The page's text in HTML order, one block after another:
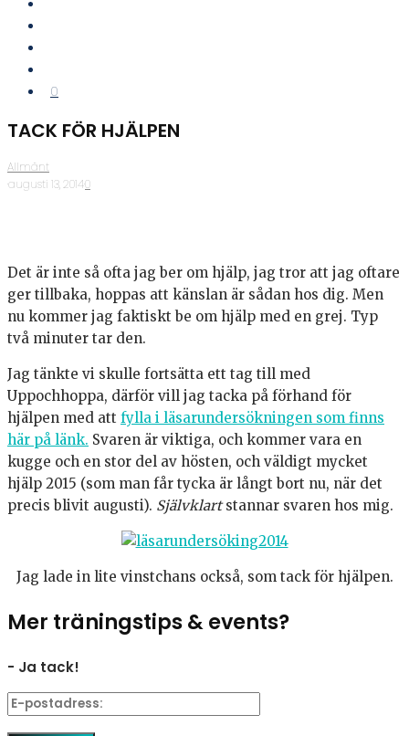
0
TACK FÖR HJÄLPEN
Allmänt
·augusti 13, 2014·0
Det är inte så ofta jag ber om hjälp, jag tror att jag oftare
ger tillbaka, hoppas att känslan är sådan hos dig. Men
nu kommer jag faktiskt be om hjälp med en grej. Typ
två minuter tar den.
Jag tänkte vi skulle fortsätta ett tag till med
Uppochhoppa, därför vill jag tacka på förhand för
hjälpen med att fylla i läsarundersökningen som finns
här på länk. Svaren är viktiga, och kommer vara en
kugge och en stor del av hösten, och väldigt mycket
hjälp 2015 (som man får tycka är långt bort nu, när det
precis blivit augusti). Självklartstannar svaren hos mig.
Jag lade in lite vinstchans också, som tack för hjälpen.
Mer träningstips & events?
- Ja tack!